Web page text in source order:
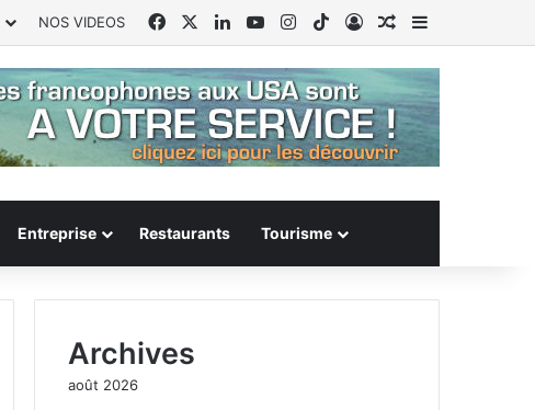
NOS VIDEOS FacebookLinkedinYouTubeInstagram
TikTokConnexion
Article Aléatoire
Sidebar
Entreprise Restaurants Tourisme
Archives
août 2026